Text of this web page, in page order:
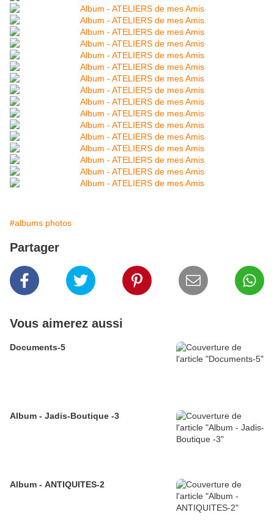
#albums photos
Partager
Vous aimerez aussi
Documents-5
Album - Jadis-Boutique -3
Album - ANTIQUITES-2